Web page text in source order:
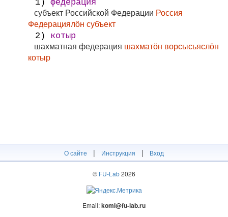
1) федерация
субъект Российской Федерации Россия
Федерациялӧн субъект
2) котыр
шахматная федерация шахматӧн ворсысьяслӧн
котыр
О сайте | Инструкция | Вход
© FU-Lab2026
Email:komi@fu-lab.ru